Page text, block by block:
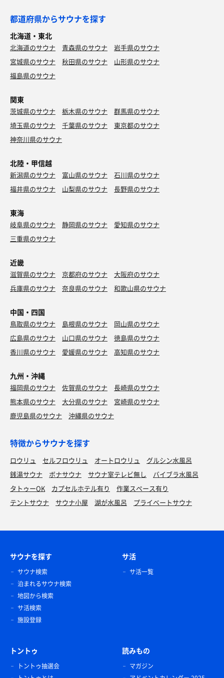
都道府県からサウナを探す
北海道・東北
北海道のサウナ 青森県のサウナ
岩手県のサウナ
宮城県のサウナ
秋田県のサウナ
山形県のサウナ
福島県のサウナ
関東
茨城県のサウナ 栃木県のサウナ
群馬県のサウナ
埼玉県のサウナ
千葉県のサウナ
東京都のサウナ
神奈川県のサウナ
北陸・甲信越
新潟県のサウナ 富山県のサウナ
石川県のサウナ
福井県のサウナ
山梨県のサウナ 長野県のサウナ
東海
岐阜県のサウナ 静岡県のサウナ
愛知県のサウナ
三重県のサウナ
近畿
滋賀県のサウナ 京都府のサウナ
大阪府のサウナ
兵庫県のサウナ
奈良県のサウナ 和歌山県のサウナ
中国・四国
鳥取県のサウナ 島根県のサウナ
岡山県のサウナ
広島県のサウナ
山口県のサウナ
徳島県のサウナ
香川県のサウナ
愛媛県のサウナ 高知県のサウナ
九州・沖縄
福岡県のサウナ 佐賀県のサウナ
長崎県のサウナ
熊本県のサウナ
大分県のサウナ
宮崎県のサウナ
鹿児島県のサウナ
沖縄県のサウナ
特徴からサウナを探す
ロウリュ セルフロウリュ オートロウリュ
グルシン水風呂
銭湯サウナ
ボナサウナ サウナ室テレビ無し
バイブラ水風呂
タトゥーOK
カプセルホテル有り
作業スペース有り
テントサウナ
サウナ小屋 湖が水風呂 プライベートサウナ
サウナを探す
サウナ検索
泊まれるサウナ検索
地図から検索
サ活検索
施設登録
サ活
サ活一覧
トントゥ
トントゥ抽選会
読みもの
マガジン